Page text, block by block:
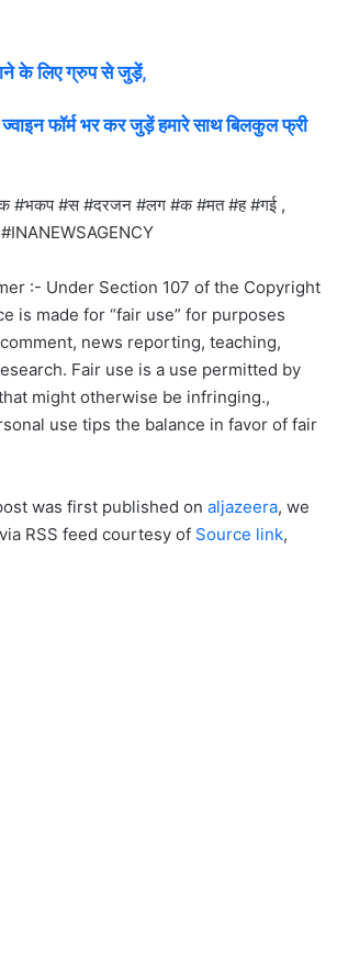
के लिए ग्रुप से जुड़ें,
फॉर्म भर कर जुड़ें हमारे साथ बिलकुल फ्री
#भकप #स #दरजन #लग #क #मत #ह #गई ,
:- Under Section 107 of the Copyright
is made for “fair use” for purposes
news reporting, teaching,
Fair use is a use permitted by
might otherwise be infringing.,
use tips the balance in favor of fair
was first published on aljazeera, we
RSS feed courtesy of Source link,